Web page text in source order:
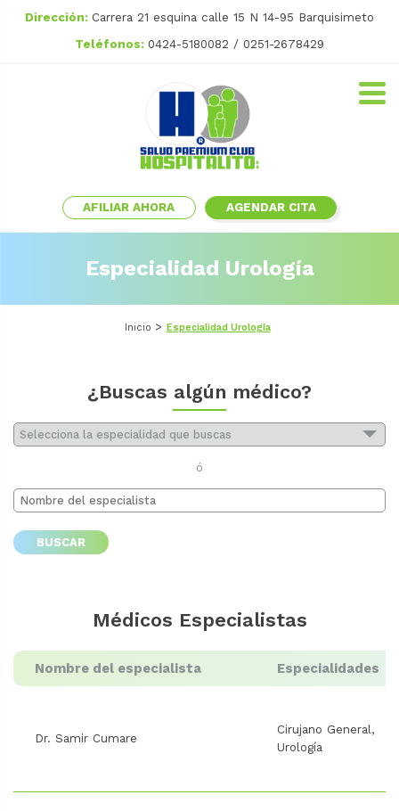
Dirección: Carrera 21 esquina calle 15 N 14-95 Barquisimeto
Teléfonos: 0424-5180082 / 0251-2678429
AFILIAR AHORA AGENDAR CITA
Especialidad Urología
Inicio Especialidad Urología
¿Buscas algún médico?
ó
BUSCAR
Médicos Especialistas
Nombre del especialista Especialidades
Dr. Samir Cumare
Cirujano General
Urología